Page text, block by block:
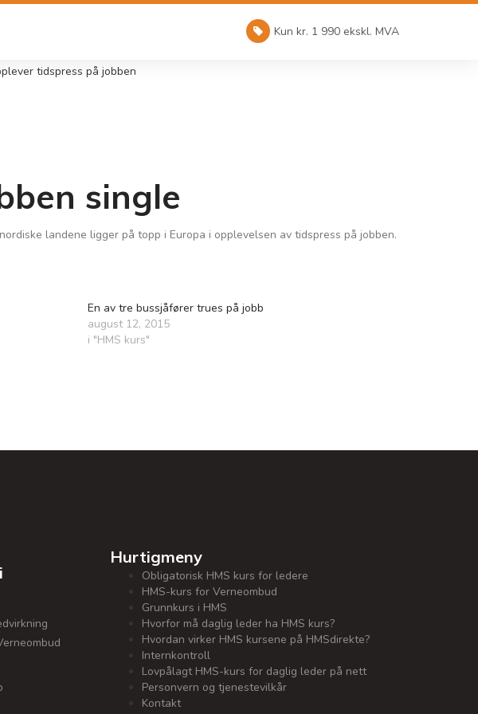
Kun kr. 1 990 ekskl. MVA
tidspress på jobben
single
landene ligger på topp i Europa i opplevelsen av tidspress på jobben.
En av tre bussjåfører trues på jobb
august 12, 2015
i "HMS kurs"
Hurtigmeny
Obligatorisk HMS kurs for ledere
HMS-kurs for Verneombud
Grunnkurs i HMS
Hvorfor må daglig leder ha HMS kurs?
Hvordan virker HMS kursene på HMSdirekte?
Internkontroll
Lovpålagt HMS-kurs for daglig leder på nett
Personvern og tjenestevilkår
Kontakt